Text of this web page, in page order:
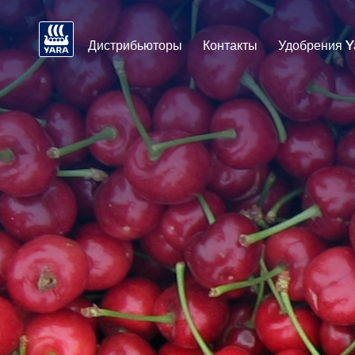
Дистрибьюторы Контакты Удобрения